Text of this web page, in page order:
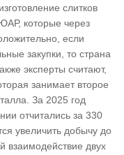
слитков
которые через
если
закупки, то страна
эксперты считают,
занимает второе
За 2025 год
отчитались за 330
увеличить добычу до
взаимодействие двух